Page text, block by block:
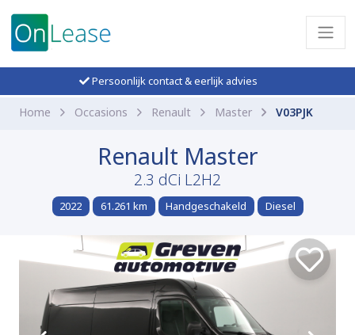
Persoonlijk contact & eerlijk advies
Home Occasions Renault Master V03PJK
Renault Master
2.3 dCi L2H2
2022 61.261 km Handgeschakeld Diesel